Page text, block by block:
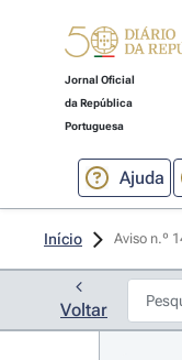
Jornal Oficial
da República
Portuguesa
Ajuda
Início Aviso n.º
Voltar